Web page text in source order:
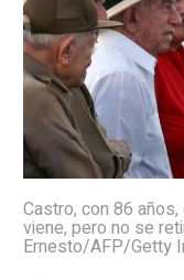
Castro, con 86
viene, pero no se
Ernesto/AFP/Getty